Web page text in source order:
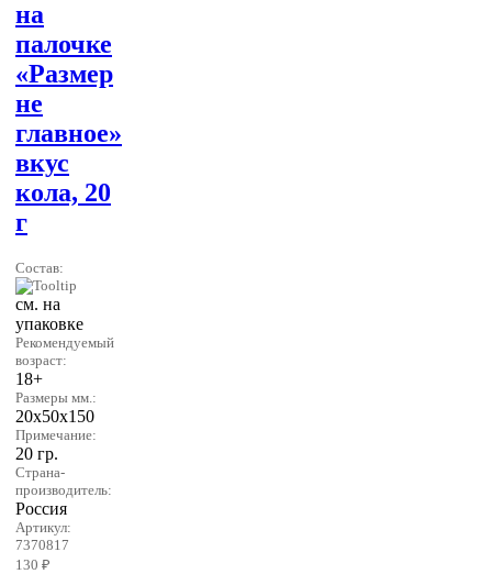
на
палочке
«Размер
не
главное»
вкус
кола, 20
г
Состав:
см. на
упаковке
Рекомендуемый
возраст:
18+
Размеры мм.:
20х50х150
Примечание:
20 гр.
Страна-
производитель:
Россия
Артикул:
7370817
130 ₽